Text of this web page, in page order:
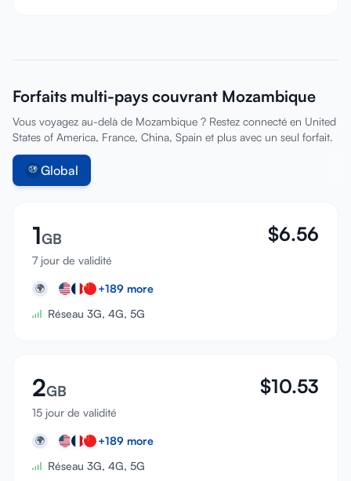
Forfaits multi-pays couvrant Mozambique
Vous voyagez au-delà de Mozambique ? Restez connecté en United
States of America, France, China, Spain et plus avec un seul forfait.
Global
1GB
7 jour de validité
$6.56
🌍 +189 more
Réseau 3G, 4G, 5G
2GB
15 jour de validité
$10.53
🌍 +189 more
Réseau 3G, 4G, 5G